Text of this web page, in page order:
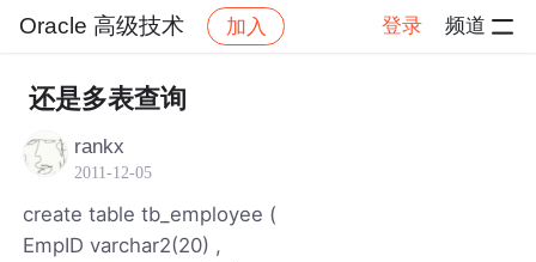
Oracle 高级技术 加入 登录 频道
社区 Oracle 高级技术
还是多表查询
rankx
2011-12-05
create table tb_employee (
EmpID varchar2(20) ,